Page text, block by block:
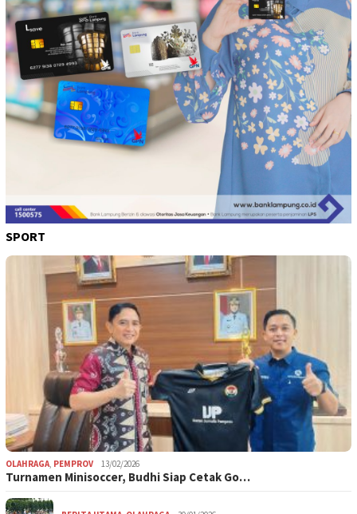
SPORT
OLAHRAGA PEMPROV 13/02/2026
Turnamen Minisoccer, Budhi Siap Cetak Go…